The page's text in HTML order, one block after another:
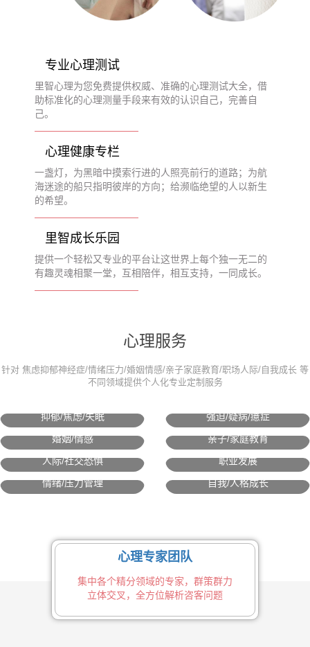
专业心理测试
里智心理为您免费提供权威、准确的心理测试大全，借
助标准化的心理测量手段来有效的认识自己，完善自
己。
心理健康专栏
一盏灯，为黑暗中摸索行进的人照亮前行的道路；为航
海迷途的船只指明彼岸的方向；给濒临绝望的人以新生
的希望。
里智成长乐园
提供一个轻松又专业的平台让这世界上每个独一无二的
有趣灵魂相聚一堂，互相陪伴，相互支持，一同成长。
心理服务
针对 焦虑抑郁神经症/情绪压力/婚姻情感/亲子家庭教育/职场人际/自我成长 等
不同领域提供个人化专业定制服务
抑郁/焦虑/失眠
强迫/疑病/癔症
婚姻/情感
亲子/家庭教育
人际/社交恐惧
职业发展
情绪/压力管理
自我/人格成长
心理专家团队
集中各个精分领域的专家，群策群力
立体交叉，全方位解析咨客问题